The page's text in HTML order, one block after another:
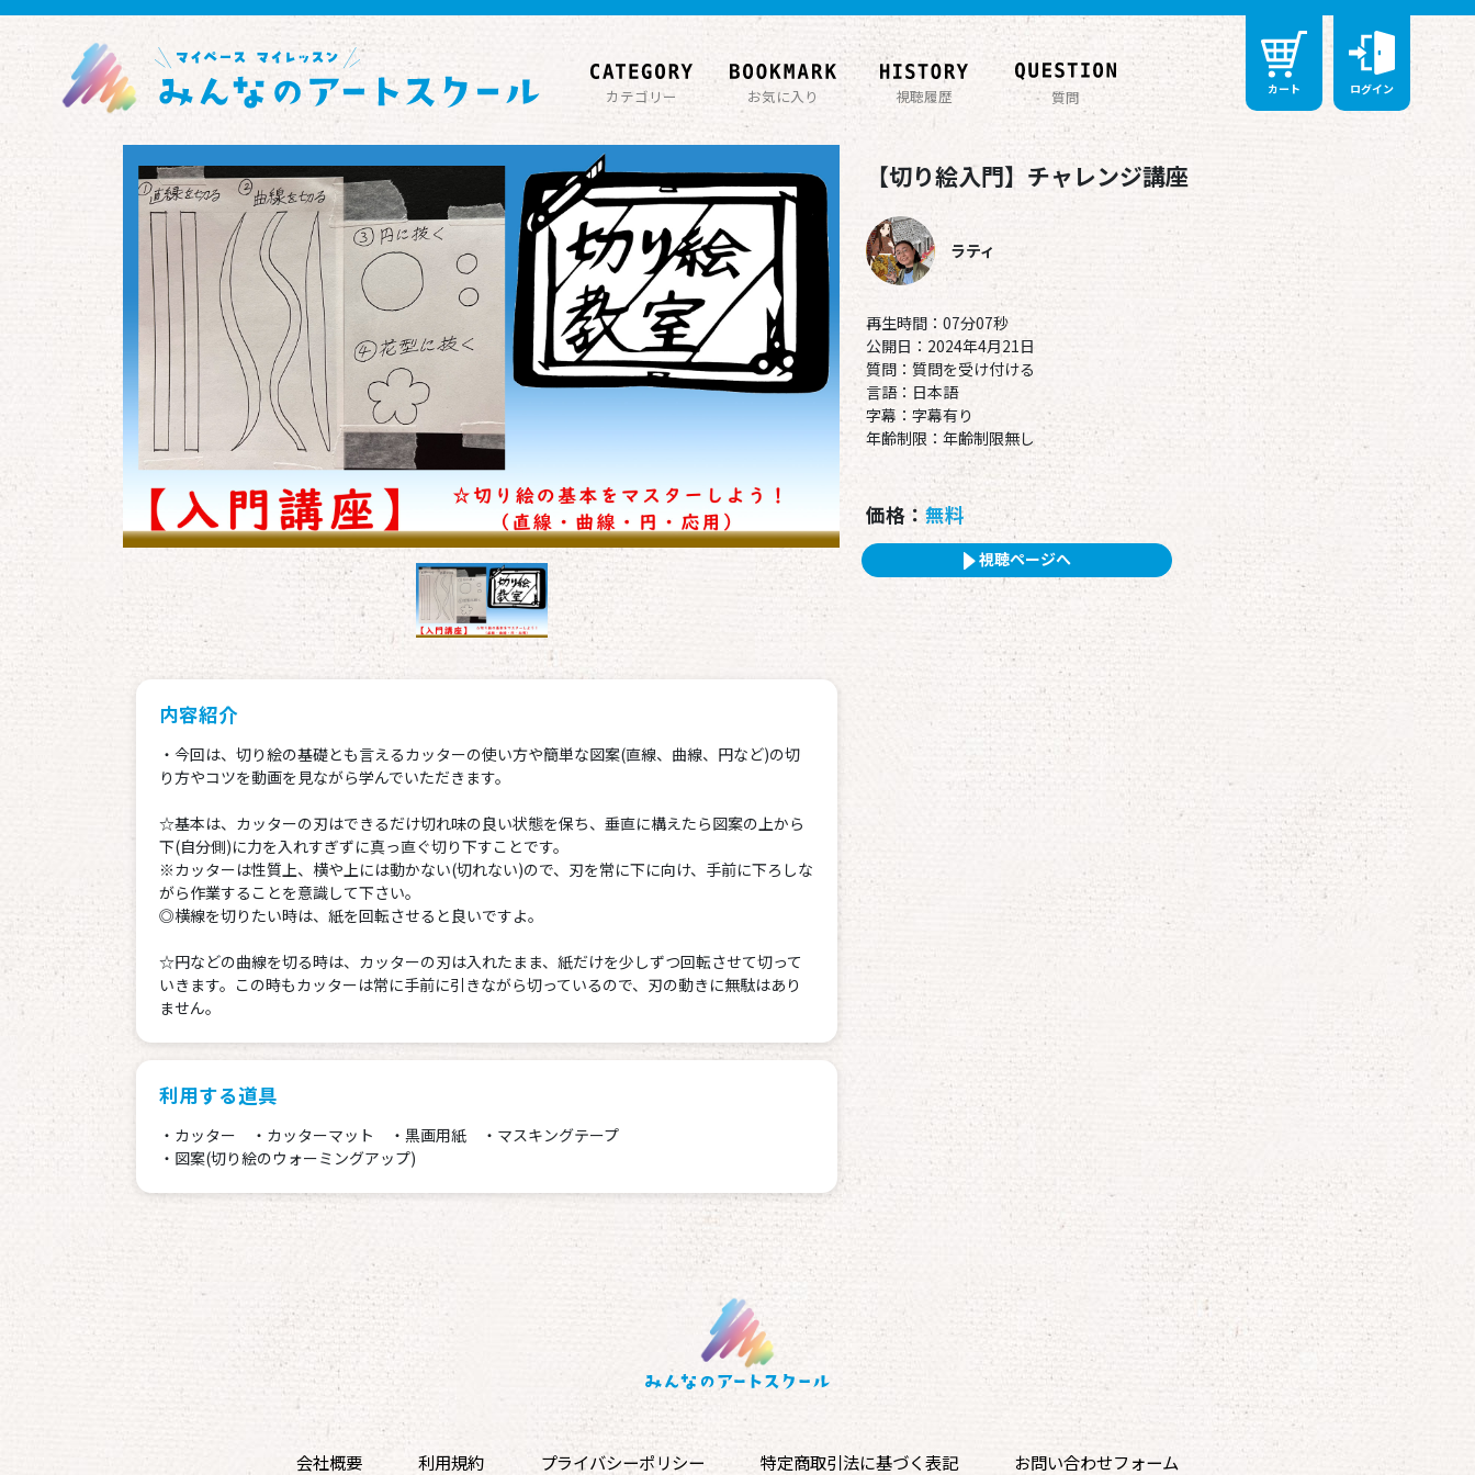
カテゴリー お気に入り 視聴履歴 質問 カート ログイン
【切り絵入門】チャレンジ講座
ラティ
再生時間：07分07秒
公開日：2024年4月21日
質問：質問を受け付ける
言語：日本語
字幕：字幕有り
年齢制限：年齢制限無し
価格：無料
視聴ページへ
内容紹介
・今回は、切り絵の基礎とも言えるカッターの使い方や簡単な図案(直線、曲線、円など)の切
り方やコツを動画を見ながら学んでいただきます。
☆基本は、カッターの刃はできるだけ切れ味の良い状態を保ち、垂直に構えたら図案の上から
下(自分側)に力を入れすぎずに真っ直ぐ切り下すことです。
※カッターは性質上、横や上には動かない(切れない)ので、刃を常に下に向け、手前に下ろしな
がら作業することを意識して下さい。
◎横線を切りたい時は、紙を回転させると良いですよ。
☆円などの曲線を切る時は、カッターの刃は入れたまま、紙だけを少しずつ回転させて切って
いきます。この時もカッターは常に手前に引きながら切っているので、刃の動きに無駄はあり
ません。
利用する道具
・カッター ・カッターマット ・黒画用紙 ・マスキングテープ
・図案(切り絵のウォーミングアップ)
会社概要 利用規約 プライバシーポリシー 特定商取引法に基づく表記 お問い合わせフォーム